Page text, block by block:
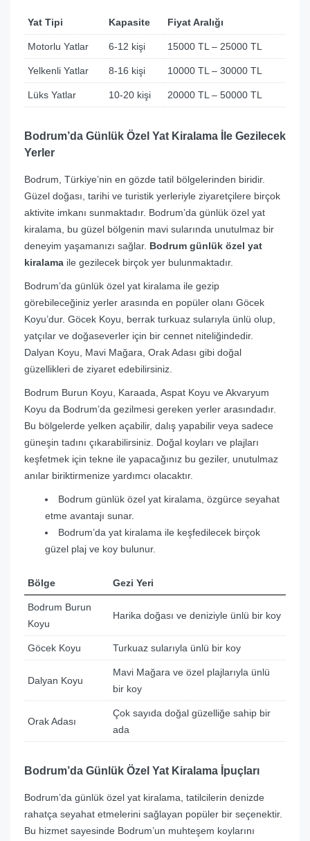
Yat Tipi Kapasite Fiyat Aralığı
Motorlu Yatlar 6-12 kişi 15000 TL – 25000 TL
Yelkenli Yatlar 8-16 kişi 10000 TL – 30000 TL
Lüks Yatlar 10-20 kişi 20000 TL – 50000 TL
Bodrum’da Günlük Özel Yat Kiralama İle Gezilecek
Yerler
Bodrum, Türkiye’nin en gözde tatil bölgelerinden biridir.
Güzel doğası, tarihi ve turistik yerleriyle ziyaretçilere birçok
aktivite imkanı sunmaktadır. Bodrum’da günlük özel yat
kiralama, bu güzel bölgenin mavi sularında unutulmaz bir
deneyim yaşamanızı sağlar. Bodrum günlük özel yat
kiralama ile gezilecek birçok yer bulunmaktadır.
Bodrum’da günlük özel yat kiralama ile gezip
görebileceğiniz yerler arasında en popüler olanı Göcek
Koyu’dur. Göcek Koyu, berrak turkuaz sularıyla ünlü olup,
yatçılar ve doğaseverler için bir cennet niteliğindedir.
Dalyan Koyu, Mavi Mağara, Orak Adası gibi doğal
güzellikleri de ziyaret edebilirsiniz.
Bodrum Burun Koyu, Karaada, Aspat Koyu ve Akvaryum
Koyu da Bodrum’da gezilmesi gereken yerler arasındadır.
Bu bölgelerde yelken açabilir, dalış yapabilir veya sadece
güneşin tadını çıkarabilirsiniz. Doğal koyları ve plajları
keşfetmek için tekne ile yapacağınız bu geziler, unutulmaz
anılar biriktirmenize yardımcı olacaktır.
Bodrum günlük özel yat kiralama, özgürce seyahat
etme avantajı sunar.
Bodrum’da yat kiralama ile keşfedilecek birçok
güzel plaj ve koy bulunur.
Bölge Gezi Yeri
Bodrum Burun
Koyu
Harika doğası ve deniziyle ünlü bir koy
Göcek Koyu Turkuaz sularıyla ünlü bir koy
Dalyan Koyu
Mavi Mağara ve özel plajlarıyla ünlü
bir koy
Orak Adası
Çok sayıda doğal güzelliğe sahip bir
ada
Bodrum’da Günlük Özel Yat Kiralama İpuçları
Bodrum’da günlük özel yat kiralama, tatilcilerin denizde
rahatça seyahat etmelerini sağlayan popüler bir seçenektir.
Bu hizmet sayesinde Bodrum’un muhteşem koylarını